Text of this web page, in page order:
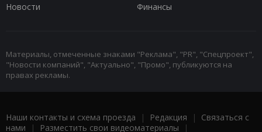
Новости
Финансы
Материалы, отмеченные знаками "Реклама", "PR", "Спецпроект",
"Новости компаний", "Актуально", "Промо", публикуются на
правах рекламы.
Наши контакты и схема проезда | Редакция | Связаться с
нами | Разместить свои видеоматериалы |